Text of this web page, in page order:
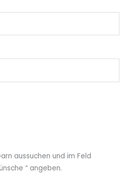
aussuchen und im Feld
“ angeben.